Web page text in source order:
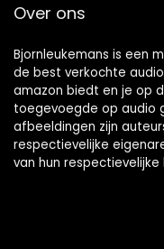
Over ons
Bjornleukemans is een
de best verkochte
amazon biedt en je op
toegevoegde op audio
afbeeldingen zijn
respectievelijke
van hun respectievelijke